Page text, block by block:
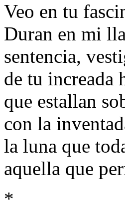
Veo en tu
Duran en mi
sentencia,
de tu increada
que estallan
con la
la luna que
aquella que
*